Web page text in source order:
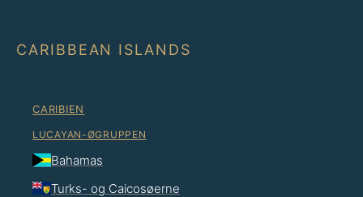
CARIBBEAN ISLANDS
CARIBIEN
LUCAYAN-ØGRUPPEN
Bahamas
Turks- og Caicosøerne